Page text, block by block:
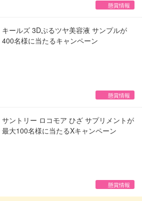
懸賞情報
キールズ 3Dぷるツヤ美容液 サンプルが
400名様に当たるキャンペーン
懸賞情報
サントリー ロコモア ひざ サプリメントが
最大100名様に当たるXキャンペーン
懸賞情報